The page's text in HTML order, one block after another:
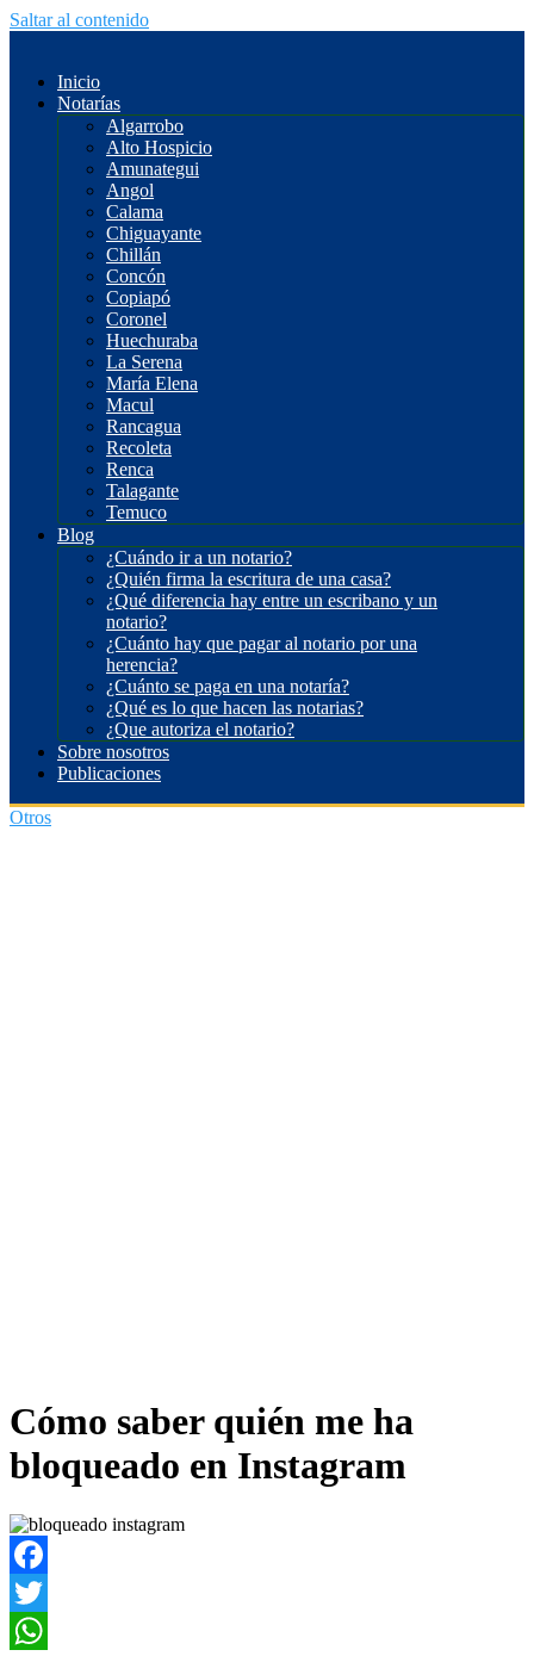
Saltar al contenido
Inicio
Notarías
Algarrobo
Alto Hospicio
Amunategui
Angol
Calama
Chiguayante
Chillán
Concón
Copiapó
Coronel
Huechuraba
La Serena
María Elena
Macul
Rancagua
Recoleta
Renca
Talagante
Temuco
Blog
¿Cuándo ir a un notario?
¿Quién firma la escritura de una casa?
¿Qué diferencia hay entre un escribano y un
notario?
¿Cuánto hay que pagar al notario por una
herencia?
¿Cuánto se paga en una notaría?
¿Qué es lo que hacen las notarias?
¿Que autoriza el notario?
Sobre nosotros
Publicaciones
Otros
Cómo saber quién me ha
bloqueado en Instagram
Facebook
Twitter